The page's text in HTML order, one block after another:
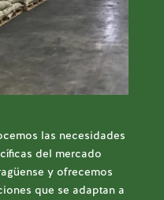
las necesidades
del mercado
y ofrecemos
que se adaptan a